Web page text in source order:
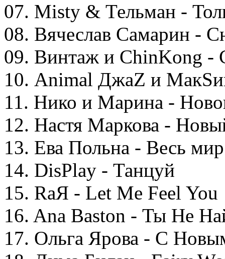
07. Misty & Тельман -
08. Вячеслав Самарин -
09. Винтаж и ChinKong -
10. Animal ДжаZ и
11. Нико и Марина -
12. Настя Маркова -
13. Ева Польна - Весь
14. DisPlay - Танцуй
15. RaЯ - Let Me Feel You
16. Ana Baston - Ты Не
17. Ольга Ярова - С